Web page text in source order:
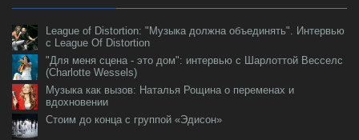
League of Distortion: "Музыка должна объединять". Интервью
с League Of Distortion
"Для меня сцена - это дом": интервью с Шарлоттой Весселс
(Charlotte Wessels)
Музыка как вызов: Наталья Рощина о переменах и
вдохновении
Стоим до конца с группой «Эдисон»